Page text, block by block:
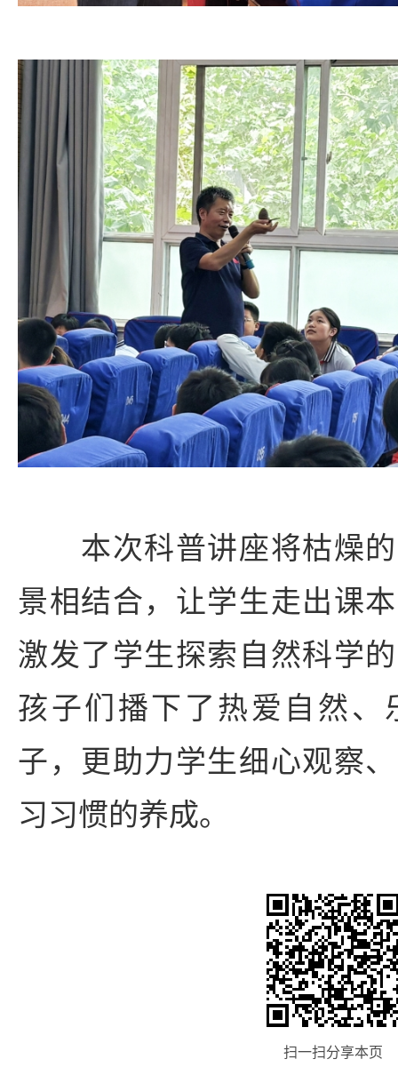
本次科普讲座将枯燥的
景相结合，让学生走出课
激发了学生探索自然科学
孩子们播下了热爱自然、
子，更助力学生细心观察
习习惯的养成。
扫一扫分享本页